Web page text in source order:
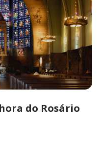
do Rosário